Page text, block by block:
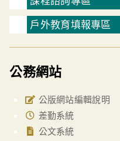
戶外教育填報專區
公務網站
公版網站編輯說明
差勤系統
公文系統